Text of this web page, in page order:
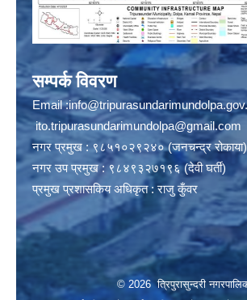
सम्पर्क विवरण
Email :
ito.tripurasundarimundolpa@gmail.com
नगर प्रमुख : ९८५१०२९२४० (जनचन्द्र रोकाया)
नगर उप प्रमुख : ९८४९३२७१९६ (देवी घर्ती)
प्रमुख प्रशासकिय अधिकृत : राजु कुँवर
© 2026 त्रिपुरासुन्दरी